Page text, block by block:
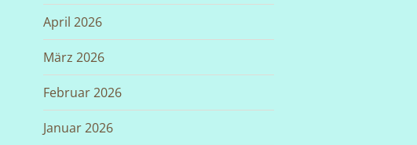
April 2026
März 2026
Februar 2026
Januar 2026